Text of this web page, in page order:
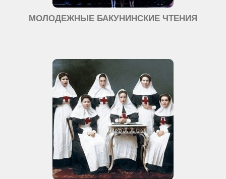
МОЛОДЕЖНЫЕ БАКУНИНСКИЕ ЧТЕНИЯ